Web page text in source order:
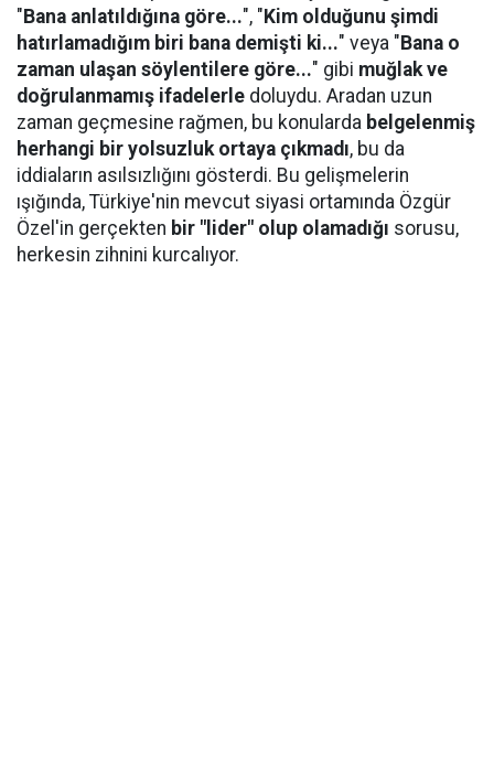
" Bana anlatıldığına göre...", " Kim olduğunu şimdi
hatırlamadığım biri bana demişti ki..." veya " Bana o
zaman ulaşan söylentilere göre..." gibi muğlak ve
doğrulanmamış ifadelerle doluydu. Aradan uzun
zaman geçmesine rağmen, bu konularda belgelenmiş
herhangi bir yolsuzluk ortaya çıkmadı, bu da
iddiaların asılsızlığını gösterdi. Bu gelişmelerin
ışığında, Türkiye'nin mevcut siyasi ortamında Özgür
Özel'in gerçekten bir "lider" olup olamadığı sorusu,
herkesin zihnini kurcalıyor.